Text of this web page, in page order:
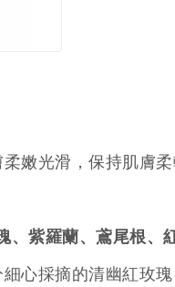
嫩光滑，保持肌膚
紫羅蘭、鳶尾根、
心採摘的清幽紅玫